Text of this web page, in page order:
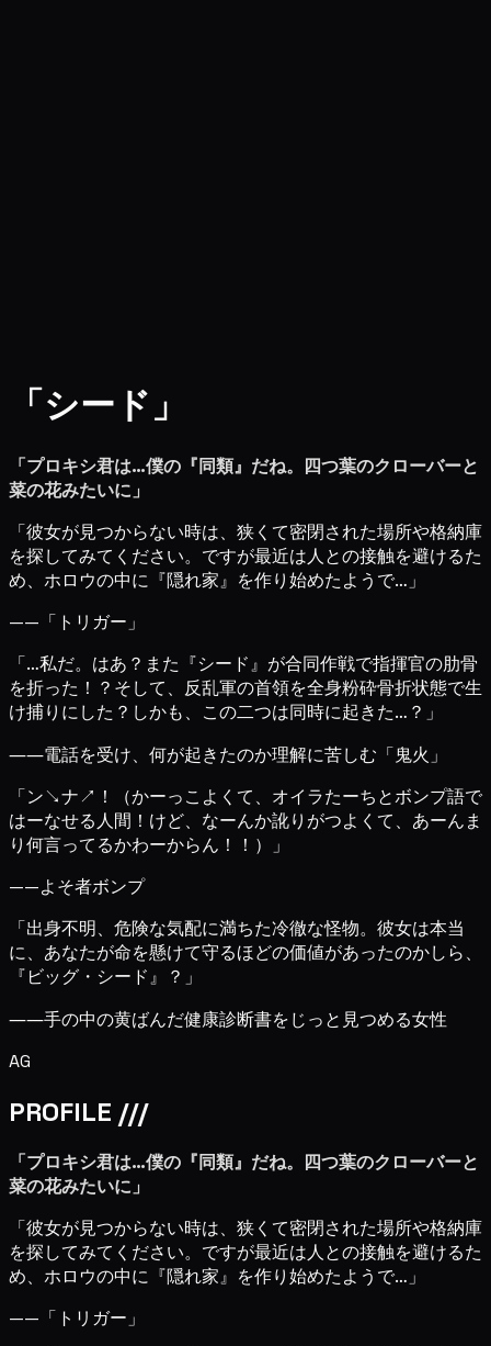
「シード」
「プロキシ君は…僕の『同類』だね。四つ葉のクローバーと
菜の花みたいに」
「彼女が見つからない時は、狭くて密閉された場所や格納庫
を探してみてください。ですが最近は人との接触を避けるた
め、ホロウの中に『隠れ家』を作り始めたようで…」
——「トリガー」
「…私だ。はあ？また『シード』が合同作戦で指揮官の肋骨
を折った！？そして、反乱軍の首領を全身粉砕骨折状態で生
け捕りにした？しかも、この二つは同時に起きた…？」
――電話を受け、何が起きたのか理解に苦しむ「鬼火」
「ン↘ナ↗！（かーっこよくて、オイラたーちとボンプ語で
はーなせる人間！けど、なーんか訛りがつよくて、あーんま
り何言ってるかわーからん！！）」
——よそ者ボンプ
「出身不明、危険な気配に満ちた冷徹な怪物。彼女は本当
に、あなたが命を懸けて守るほどの価値があったのかしら、
『ビッグ・シード』？」
――手の中の黄ばんだ健康診断書をじっと見つめる女性
AG
PROFILE ///
「プロキシ君は…僕の『同類』だね。四つ葉のクローバーと
菜の花みたいに」
「彼女が見つからない時は、狭くて密閉された場所や格納庫
を探してみてください。ですが最近は人との接触を避けるた
め、ホロウの中に『隠れ家』を作り始めたようで…」
——「トリガー」